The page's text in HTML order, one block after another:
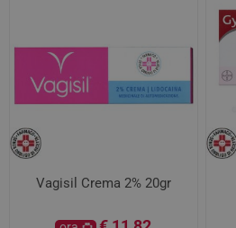
Vagisil Crema 2% 20gr